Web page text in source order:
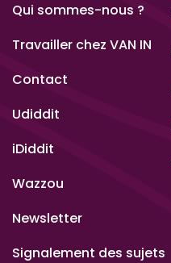
Qui sommes-nous ?
Travailler chez VAN IN
Contact
Udiddit
iDiddit
Wazzou
Newsletter
Signalement des sujets